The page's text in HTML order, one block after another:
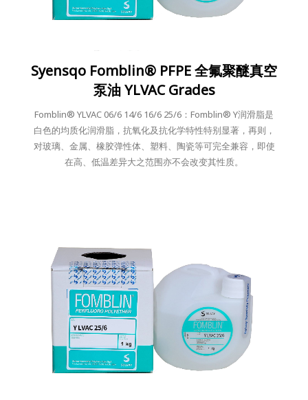
Syensqo Fomblin® PFPE 全氟聚醚真空
泵油 YLVAC Grades
Fomblin® YLVAC 06/6 14/6 16/6 25/6：Fomblin® Y润滑脂是
白色的均质化润滑脂，抗氧化及抗化学特性特别显著，再则，
对玻璃、金属、橡胶弹性体、塑料、陶瓷等可完全兼容，即使
在高、低温差异大之范围亦不会改变其性质。